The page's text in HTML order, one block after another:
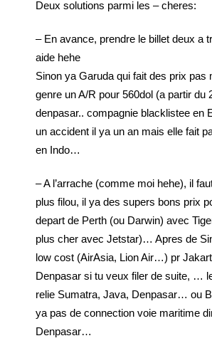
Deux solutions parmi les – cheres:
– En avance, prendre le billet deux a
aide hehe
Sinon ya Garuda qui fait des prix pas
genre un A/R pour 560dol (a partir du
denpasar.. compagnie blacklistee en
un accident il ya un an mais elle fait
en Indo…
– A l’arrache (comme moi hehe), il
plus filou, il ya des supers bons prix
depart de Perth (ou Darwin) avec
plus cher avec Jetstar)… Apres de
low cost (AirAsia, Lion Air…) pr
Denpasar si tu veux filer de suite, …
relie Sumatra, Java, Denpasar… ou
ya pas de connection voie maritime
Denpasar…